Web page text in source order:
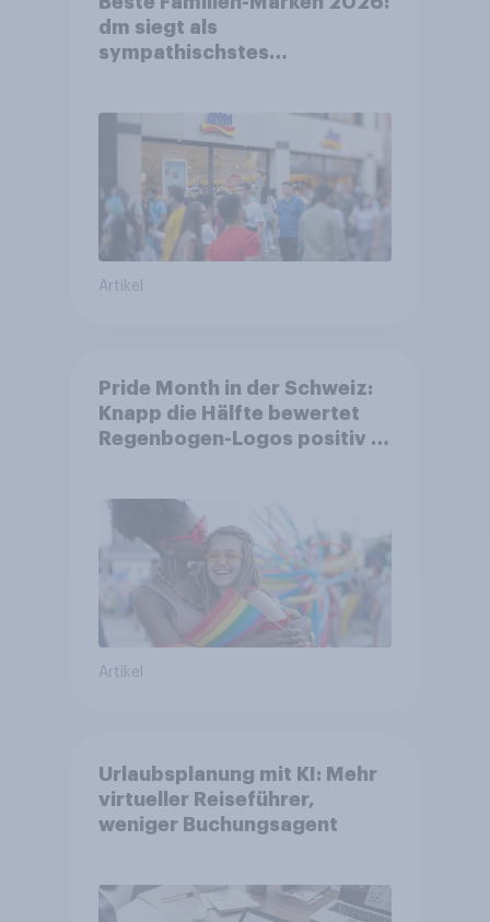
dm siegt als
sympathischstes
Artikel
Pride Month in der Schweiz:
Knapp die Hälfte bewertet
Regenbogen-Logos positiv –
Artikel
Urlaubsplanung mit KI: Mehr
virtueller Reiseführer,
weniger Buchungsagent